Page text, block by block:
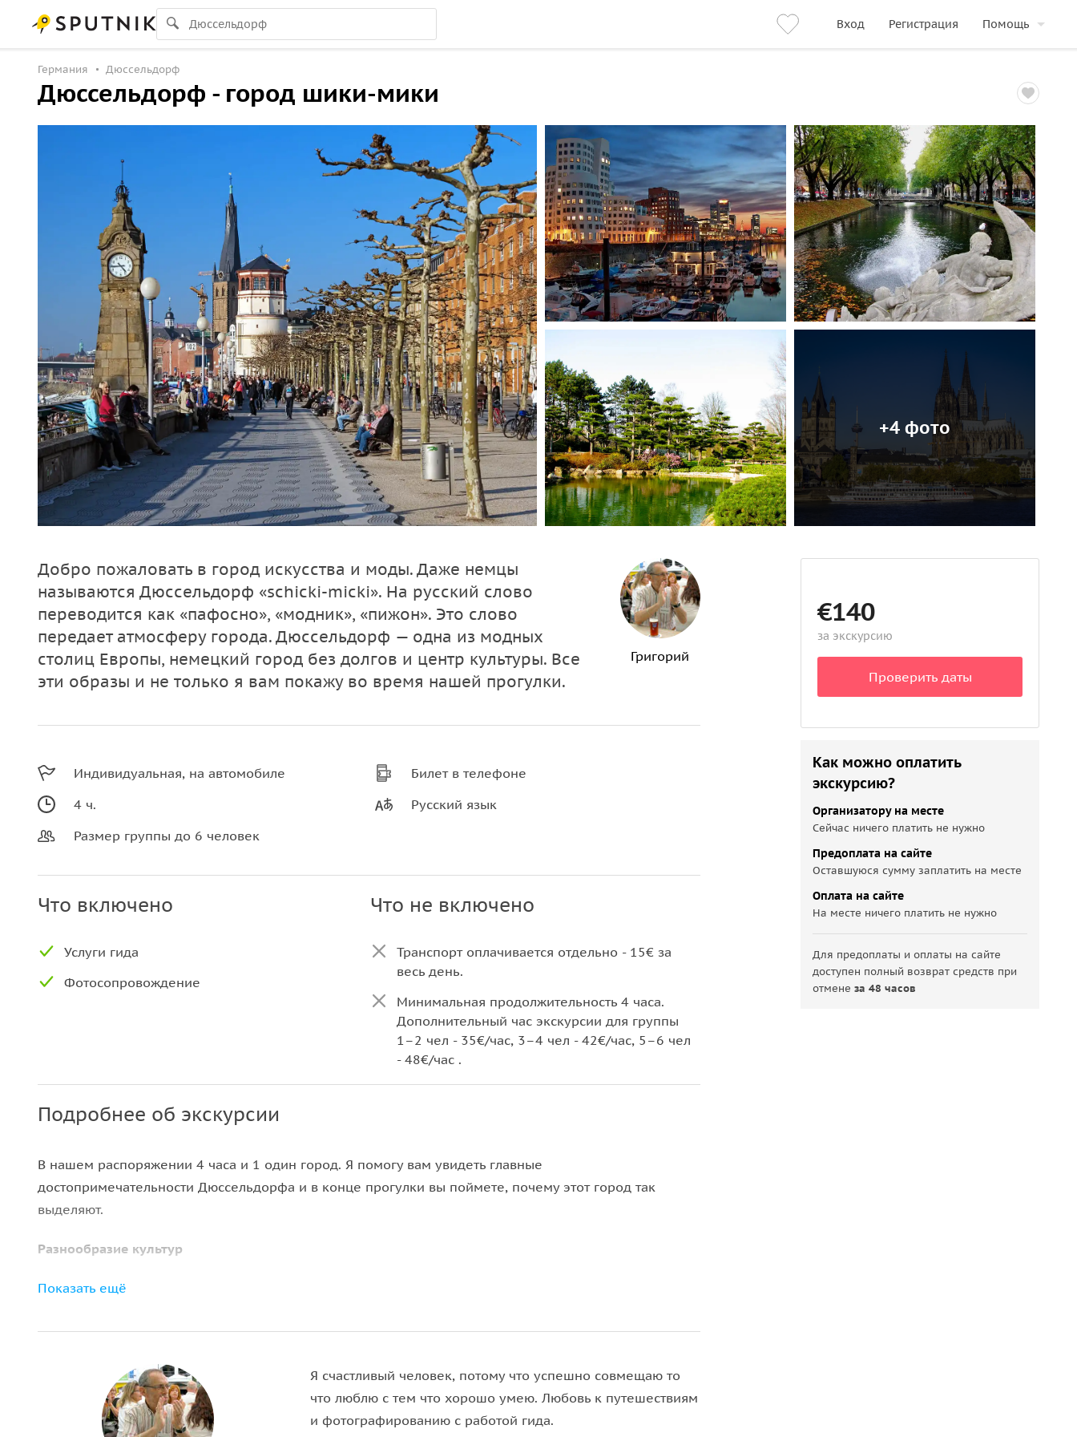
Вход Регистрация Помощь
Германия Дюссельдорф
Дюссельдорф - город шики-мики
+4 фото
Добро пожаловать в город искусства и моды. Даже немцы
называются Дюссельдорф «schicki-micki». На русский слово
переводится как «пафосно», «модник», «пижон». Это слово
передает атмосферу города. Дюссельдорф — одна из модных
столиц Европы, немецкий город без долгов и центр культуры. Все
эти образы и не только я вам покажу во время нашей прогулки.
Григорий
Индивидуальная, на автомобиле
4 ч.
Размер группы до 6 человек
Билет в телефоне
Русский язык
Что включено
Услуги гида
Фотосопровождение
Что не включено
Транспорт оплачивается отдельно - 15€ за
весь день.
Минимальная продолжительность 4 часа.
Дополнительный час экскурсии для группы
1–2 чел - 35€/час, 3–4 чел - 42€/час, 5–6 чел
- 48€/час .
Подробнее об экскурсии
В нашем распоряжении 4 часа и 1 один город. Я помогу вам увидеть главные
достопримечательности Дюссельдорфа и в конце прогулки вы поймете, почему этот город так
выделяют.
Разнообразие культур
800 лет назад на берегу Рейна появилась небольшая деревушка. Со временем поселение росло и
проводятся фестивали и карнавалы.
На улочках Дюссельдорфа можно ощутить не только немецкую культуру. Это самый японский город
в Европе. Недалеко от центра города расположился
. Раз в 5 лет сюда приезжает
проверка из Японии!
Показать ещё
Я счастливый человек, потому что успешно совмещаю то
что люблю с тем что хорошо умею. Любовь к путешествиям
и фотографированию с работой гида.
€140
за экскурсию
Проверить даты
Как можно оплатить
экскурсию?
Организатору на месте
Сейчас ничего платить не нужно
Предоплата на сайте
Оставшуюся сумму заплатить на месте
Оплата на сайте
На месте ничего платить не нужно
Для предоплаты и оплаты на сайте
доступен полный возврат средств при
отменеза 48 часов